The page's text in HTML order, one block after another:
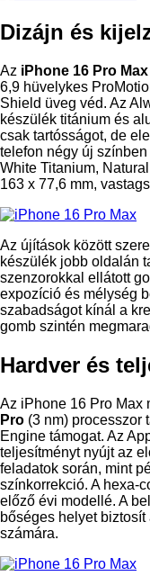
Dizájn és
Az iPhone 16 Pro Max
6,9 hüvelykes
Shield üveg véd. Az
készülék titánium és
csak tartósságot, de
telefon négy új
White Titanium,
163 x 77,6 mm,
Az újítások között
készülék jobb oldalán
szenzorokkal ellátott
expozíció és mélység
szabadságot kínál a
gomb szintén
Hardver és
Az iPhone 16 Pro Max
Pro (3 nm) processzor
Engine támogat. Az
teljesítményt nyújt az
feladatok során, mint
színkorrekció. A hexa-
előző évi modellé. A
bőséges helyet
számára.